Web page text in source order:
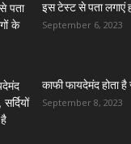
इस टेस्ट से पता लगाएं
September 6, 2023
काफी फायदेमंद होता है
September 8, 2023